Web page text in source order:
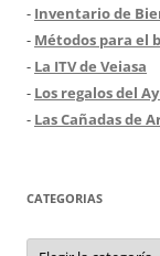
- Inventario de
- Métodos para el
- La ITV de Veiasa
- Los regalos del
- Las Cañadas de
CATEGORIAS
Categorias